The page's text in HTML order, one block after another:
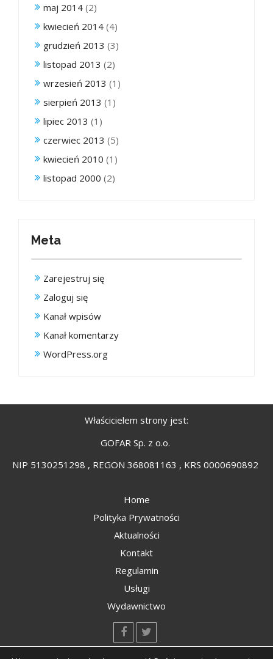
maj 2014 (2)
kwiecień 2014 (4)
grudzień 2013 (3)
listopad 2013 (2)
wrzesień 2013 (1)
sierpień 2013 (1)
lipiec 2013 (1)
czerwiec 2013 (5)
kwiecień 2010 (1)
listopad 2000 (2)
Meta
Zarejestruj się
Zaloguj się
Kanał wpisów
Kanał komentarzy
WordPress.org
Właścicielem strony jest:
GOFAR Sp. z o.o.
NIP 5130251298 , REGON 368081163 , KRS 0000690892
Home
Polityka Prywatności
Aktualności
Kontakt
Regulamin
Usługi
Wydawnictwo